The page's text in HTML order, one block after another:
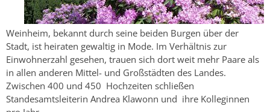
Weinheim, bekannt durch seine beiden Burgen über der
Stadt, ist heiraten gewaltig in Mode. Im Verhältnis zur
Einwohnerzahl gesehen, trauen sich dort weit mehr Paare als
in allen anderen Mittel- und Großstädten des Landes.
Zwischen 400 und 450 Hochzeiten schließen
Standesamtsleiterin Andrea Klawonn und ihre Kolleginnen